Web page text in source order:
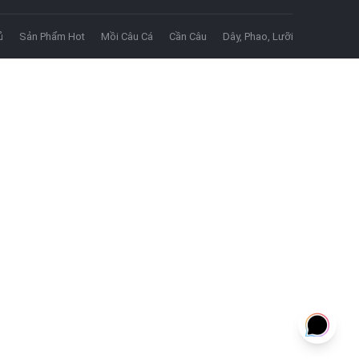
Sản Phẩm Hot Mồi Câu Cá Cần Câu Dây, Phao, Lưỡi